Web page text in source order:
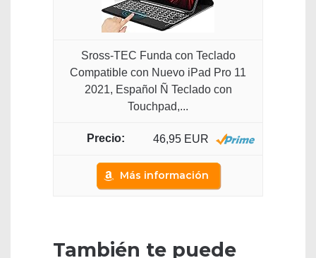
Sross-TEC Funda con Teclado
Compatible con Nuevo iPad Pro 11
2021, Español Ñ Teclado con
Touchpad,...
46,95 EUR
Más información
También te puede